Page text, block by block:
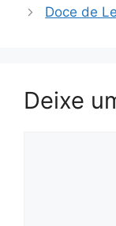
Doce de
Deixe